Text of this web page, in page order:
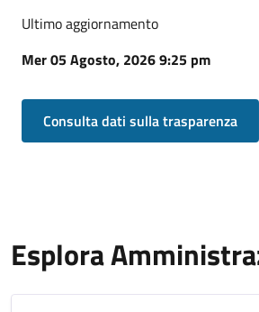
Ultimo aggiornamento
Mer 05 Agosto, 2026 9:25 pm
Consulta dati sulla trasparenza
Esplora